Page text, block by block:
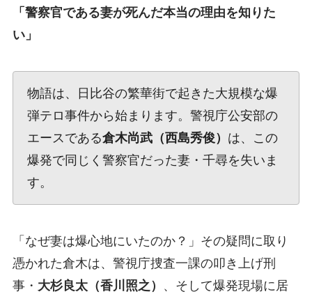
「警察官である妻が死んだ本当の理由を知りた
い」
物語は、日比谷の繁華街で起きた大規模な爆
弾テロ事件から始まります。警視庁公安部の
エースである倉木尚武（西島秀俊） は、この
爆発で同じく警察官だった妻・千尋を失いま
す。
「なぜ妻は爆心地にいたのか？」その疑問に取り
憑かれた倉木は、警視庁捜査一課の叩き上げ刑
事・ 大杉良太（香川照之）
、そして爆発現場に居